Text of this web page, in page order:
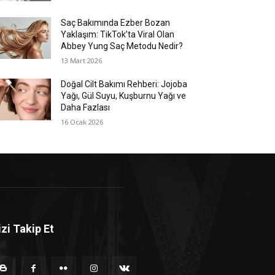
Saç Bakımında Ezber Bozan
Yaklaşım: TikTok’ta Viral Olan
Abbey Yung Saç Metodu Nedir?
13 Mart 2026
Doğal Cilt Bakımı Rehberi: Jojoba
Yağı, Gül Suyu, Kuşburnu Yağı ve
Daha Fazlası
16 Ocak 2026
Takip Et